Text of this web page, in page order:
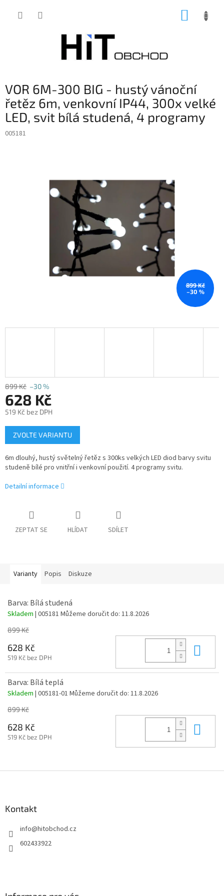
VOR 6M-300 BIG - hustý vánoční
řetěz 6m, venkovní IP44, 300x velké
LED, svit bílá studená, 4 programy
005181
899 Kč
–30 %
899 Kč –30 %
628 Kč
519 Kč bez DPH
Měrná
cena:
ZVOLTE VARIANTU
6m dlouhý, hustý světelný řetěz s 300ks velkých LED diod barvy svitu
studeně bílé pro vnitřní i venkovní použití. 4 programy svitu.
Detailní informace
ZEPTAT SE HLÍDAT SDÍLET
Varianty Popis Diskuze
Barva: Bílá studená
Skladem | 005181 Můžeme doručit do: 11.8.2026
899 Kč
628 Kč
519 Kč bez DPH
Barva: Bílá teplá
Skladem | 005181-01 Můžeme doručit do: 11.8.2026
899 Kč
628 Kč
519 Kč bez DPH
Kontakt
info@hitobchod.cz
602433922